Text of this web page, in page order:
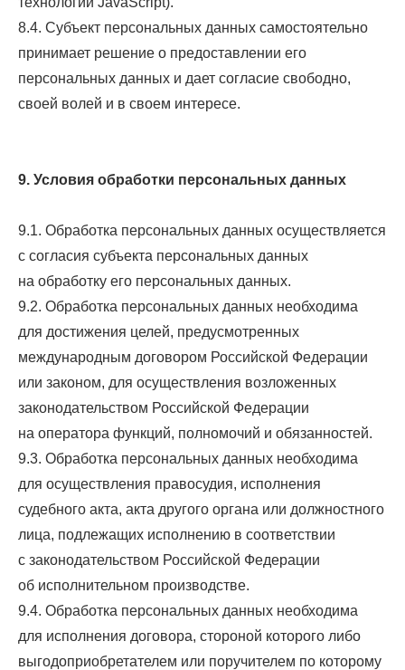
8.4. Субъект персональных данных самостоятельно
принимает решение о предоставлении его
персональных данных и дает согласие свободно,
своей волей и в своем интересе.
9. Условия обработки персональных данных
9.1. Обработка персональных данных осуществляется
с согласия субъекта персональных данных
на обработку его персональных данных.
9.2. Обработка персональных данных необходима
для достижения целей, предусмотренных
международным договором Российской Федерации
или законом, для осуществления возложенных
законодательством Российской Федерации
на оператора функций, полномочий и обязанностей.
9.3. Обработка персональных данных необходима
для осуществления правосудия, исполнения
судебного акта, акта другого органа или должностного
лица, подлежащих исполнению в соответствии
с законодательством Российской Федерации
об исполнительном производстве.
9.4. Обработка персональных данных необходима
для исполнения договора, стороной которого либо
выгодоприобретателем или поручителем по которому